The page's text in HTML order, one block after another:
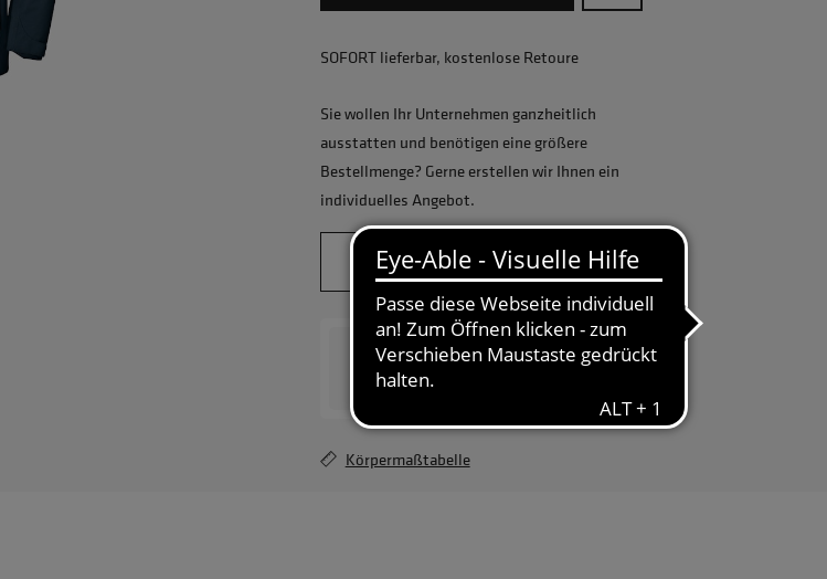
SOFORT lieferbar, kostenlose Retoure
Sie wollen Ihr Unternehmen ganzheitlich
ausstatten und benötigen eine größere
Bestellmenge? Gerne erstellen wir Ihnen ein
individuelles Angebot.
JETZT ANFRAGEN
Damenvariante
Wetter-Fest ZipIn
Körpermaßtabelle